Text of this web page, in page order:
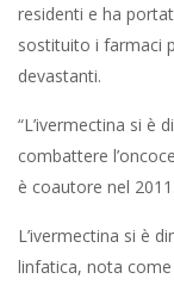
residenti e ha
sostituito i farmaci
devastanti.
“L’ivermectina si
combattere
è coautore nel 2011.
L’ivermectina si è
linfatica, nota